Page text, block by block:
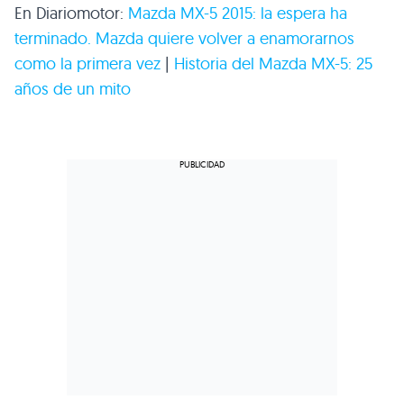
En Diariomotor: Mazda MX-5 2015: la espera ha
terminado. Mazda quiere volver a enamorarnos
como la primera vez | Historia del Mazda MX-5: 25
años de un mito